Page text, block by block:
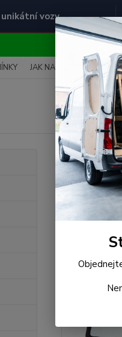
vozy
JAK NAKUPOVAT
Úvod Opel
Čelní